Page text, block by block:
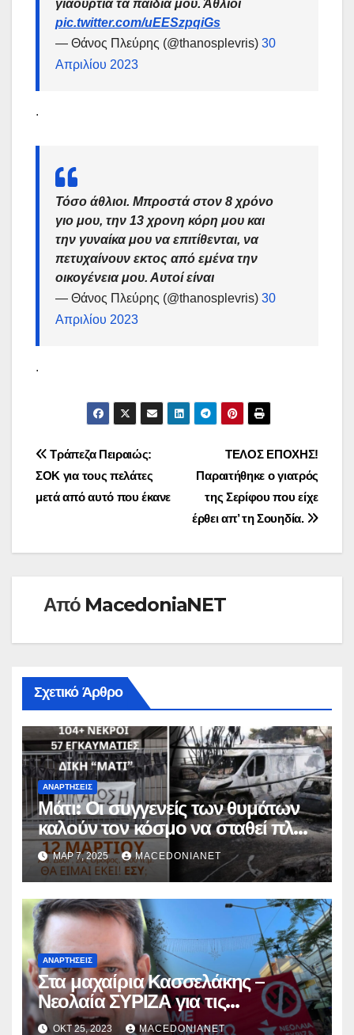
γιαούρτια τα παιδιά μου. Άθλιοι
pic.twitter.com/uEESzpqiGs
— Θάνος Πλεύρης (@thanosplevris) 30
Απριλίου 2023
.
Τόσο άθλιοι. Μπροστά στον 8 χρόνο
γιο μου, την 13 χρονη κόρη μου και
την γυναίκα μου να επιτίθενται, να
πετυχαίνουν εκτος από εμένα την
οικογένεια μου. Αυτοί είναι
— Θάνος Πλεύρης (@thanosplevris) 30
Απριλίου 2023
.
Πλοήγηση
άρθρων
ΤΕΛΟΣ ΕΠΟΧΗΣ!
Παραιτήθηκε ο γιατρός
της Σερίφου που είχε
έρθει απ’ τη Σουηδία.
Τράπεζα Πειραιώς:
ΣΟΚ για τους πελάτες
μετά από αυτό που έκανε
Από MacedoniaNET
Σχετικό Άρθρο
ΑΝΑΡΤΉΣΕΙΣ
Μάτι: Οι συγγενείς των θυμάτων
καλούν τον κόσμο να σταθεί πλάι
τους στο Εφετείο
ΜΑΡ 7, 2025 MACEDONIANET
ΑΝΑΡΤΉΣΕΙΣ
Στα μαχαίρια Κασσελάκης –
Νεολαία ΣΥΡΙΖΑ για τις
διαγραφές.
ΟΚΤ 25, 2023 MACEDONIANET